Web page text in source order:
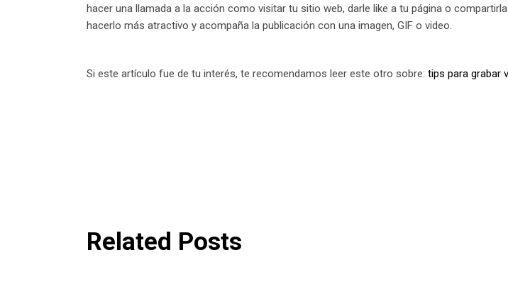
hacer una llamada a la acción como visitar tu sitio web, darle like a tu página o
hacerlo más atractivo y acompaña la publicación con una imagen, GIF o video.
Si este artículo fue de tu interés, te recomendamos leer este otro sobre: tips para grabar
Related Posts